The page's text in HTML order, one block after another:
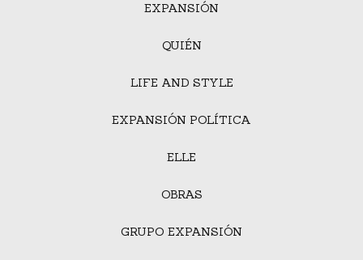
EXPANSIÓN
QUIÉN
LIFE AND STYLE
EXPANSIÓN POLÍTICA
ELLE
OBRAS
GRUPO EXPANSIÓN